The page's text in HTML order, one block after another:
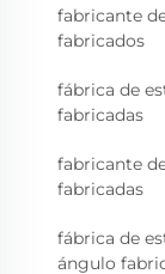
fabricante
fabricados
fábrica de
fabricadas
fabricante
fabricadas
fábrica de
ángulo